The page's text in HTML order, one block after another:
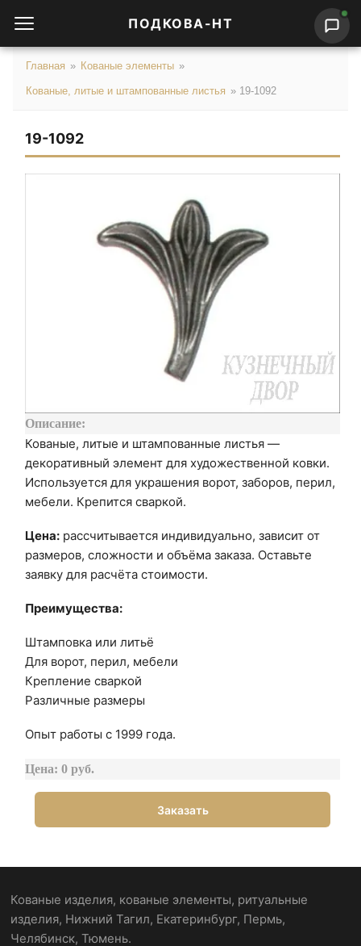
ПОДКОВА-НТ
Главная » Кованые элементы »
Кованые, литые и штампованные листья » 19-1092
19-1092
Описание:
Кованые, литые и штампованные листья —
декоративный элемент для художественной ковки.
Используется для украшения ворот, заборов, перил,
мебели. Крепится сваркой.
Цена: рассчитывается индивидуально, зависит от
размеров, сложности и объёма заказа. Оставьте
заявку для расчёта стоимости.
Преимущества:
Штамповка или литьё
Для ворот, перил, мебели
Крепление сваркой
Различные размеры
Опыт работы с 1999 года.
Цена: 0 руб.
Заказать
Кованые изделия, кованые элементы, ритуальные
изделия, Нижний Тагил, Екатеринбург, Пермь,
Челябинск, Тюмень.